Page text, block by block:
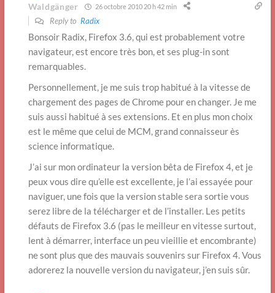
Waldgänger 26 octobre 2010 20 h 42 min
Reply to Radix
Bonsoir Radix, Firefox 3.6, qui est probablement votre
navigateur, est encore très bon, et ses plug-in sont
remarquables.
Personnellement, je me suis trop habitué à la vitesse de
chargement des pages de Chrome pour en changer. Je me
suis aussi habitué à ses extensions. Et en plus mon choix
est le même que celui de MCM, grand connaisseur ès
science informatique.
J’ai sur mon ordinateur la version bêta de Firefox 4, et je
peux vous dire qu’elle est excellente, je l’ai essayée pour
naviguer, une fois que la version stable sera sortie vous
serez libre de la télécharger et de l’installer. Les petits
défauts de Firefox 3.6 (pas le meilleur en vitesse surtout,
lent à démarrer, interface un peu vieillie et encombrante)
ne sont plus que des mauvais souvenirs sur Firefox 4. Vous
adorerez la nouvelle version du navigateur, j’en suis sûr.